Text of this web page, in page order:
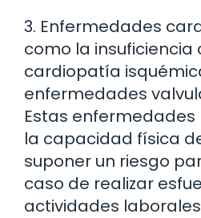
3. Enfermedades
como la insuficiencia
cardiopatía
enfermedades
Estas
la capacidad física
suponer un riesgo
caso de realizar
actividades